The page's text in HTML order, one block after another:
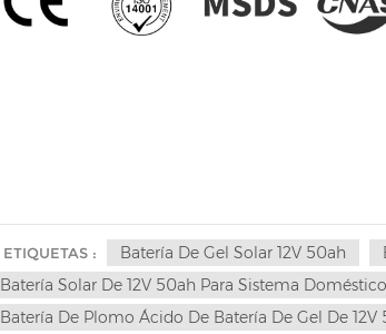
ETIQUETAS : Batería De Gel Solar 12V 50ah
Batería Solar De 12V 50ah Para Sistema Doméstico
Batería De Plomo Ácido De Batería De Gel De 12V